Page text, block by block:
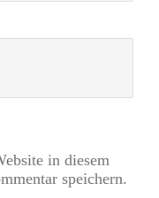
in diesem
speichern.